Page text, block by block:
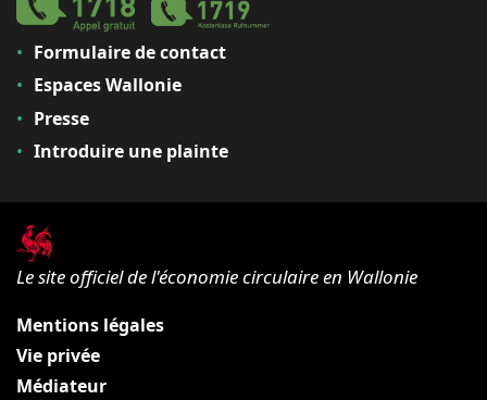
Formulaire de contact
Espaces Wallonie
Presse
Introduire une plainte
Le site officiel de l'économie circulaire en Wallonie
Mentions légales
Vie privée
Médiateur